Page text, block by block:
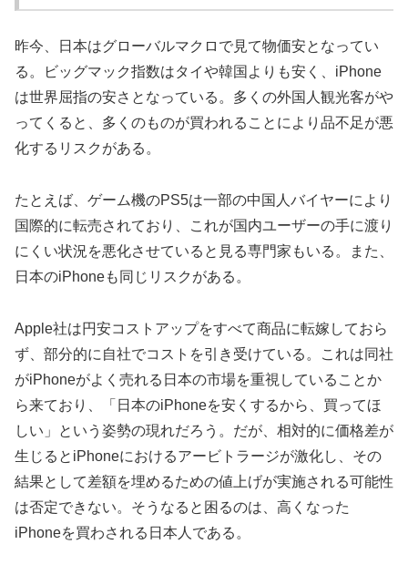
昨今、日本はグローバルマクロで見て物価安となってい
る。ビッグマック指数はタイや韓国よりも安く、iPhone
は世界屈指の安さとなっている。多くの外国人観光客がや
ってくると、多くのものが買われることにより品不足が悪
化するリスクがある。
たとえば、ゲーム機のPS5は一部の中国人バイヤーにより
国際的に転売されており、これが国内ユーザーの手に渡り
にくい状況を悪化させていると見る専門家もいる。また、
日本のiPhoneも同じリスクがある。
Apple社は円安コストアップをすべて商品に転嫁しておら
ず、部分的に自社でコストを引き受けている。これは同社
がiPhoneがよく売れる日本の市場を重視していることか
ら来ており、「日本のiPhoneを安くするから、買ってほ
しい」という姿勢の現れだろう。だが、相対的に価格差が
生じるとiPhoneにおけるアービトラージが激化し、その
結果として差額を埋めるための値上げが実施される可能性
は否定できない。そうなると困るのは、高くなった
iPhoneを買わされる日本人である。